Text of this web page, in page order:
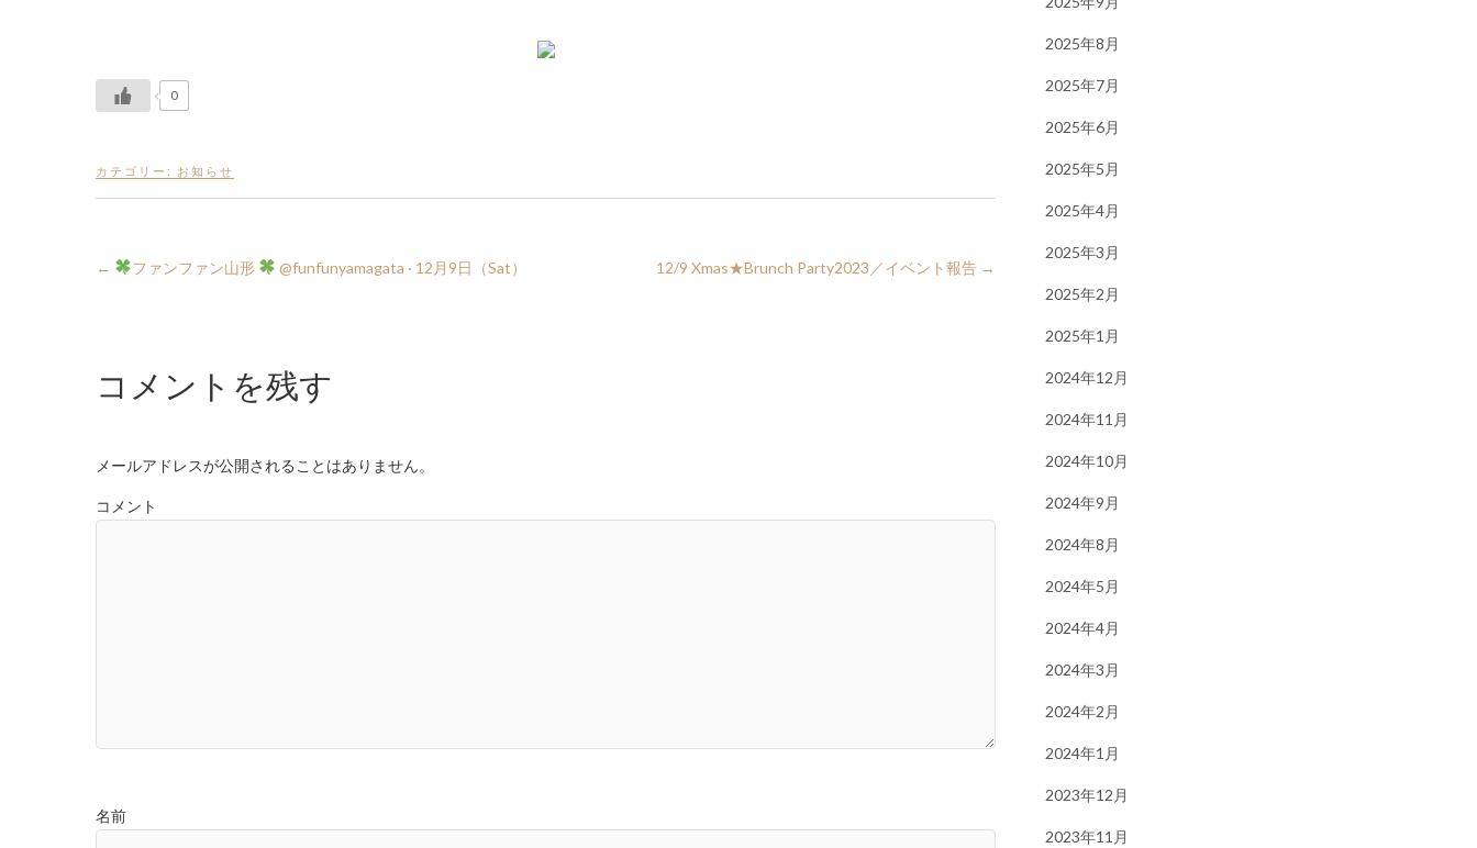
0
カテゴリー: お知らせ
← ファンファン山形 ‏ @funfunyamagata · 12月9日（Sat） 12/9 Xmas★Brunch Party2023／イベント報告 →
コメントを残す
メールアドレスが公開されることはありません。
コメント
名前
2025年8月
2025年7月
2025年6月
2025年5月
2025年4月
2025年3月
2025年2月
2025年1月
2024年12月
2024年11月
2024年10月
2024年9月
2024年8月
2024年5月
2024年4月
2024年3月
2024年2月
2024年1月
2023年12月
2023年11月